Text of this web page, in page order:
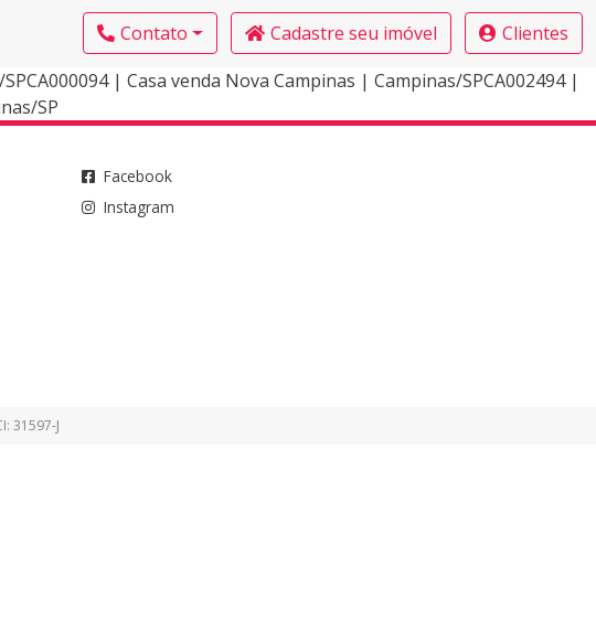
Contato Cadastre seu imóvel
Clientes
| Casa venda Nova Campinas | Campinas/SPCA002494 |
SP
Facebook
Instagram
31597-J